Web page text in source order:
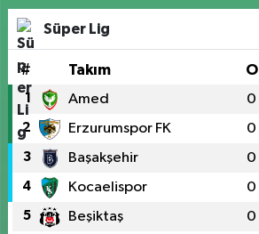
Süper Lig
# Takım O
1 Amed 0
2 Erzurumspor FK 0
3 Başakşehir 0
4 Kocaelispor 0
5 Beşiktaş 0